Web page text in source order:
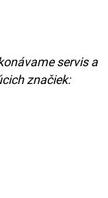
servis a
značiek: